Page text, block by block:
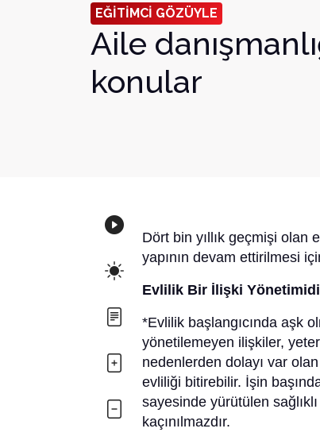
EĞİTİMCİ GÖZÜYLE
Aile
konular
Dört bin yıllık geçmişi olan
yapının devam ettirilmesi
Evlilik Bir İ lişki
*Evlilik başlangıcında aşk
yönetilemeyen ilişkiler,
nedenlerden dolayı var
evliliği bitirebilir. İşin
sayesinde yürütülen
kaçınılmazdır.